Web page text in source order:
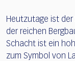
Heutzutage ist
der reichen
Schacht ist ein
zum Symbol von